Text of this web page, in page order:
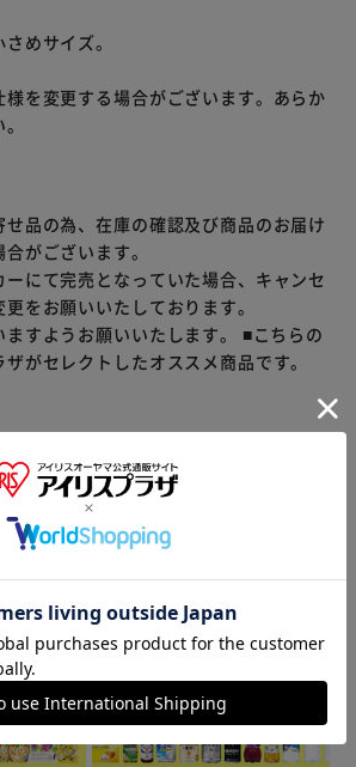
めサイズ。
を変更する場合がございます。あらか
品の為、在庫の確認及び商品のお届け
がございます。
ーにて完売となっていた場合、キャンセ
をお願いいたしております。
すようお願いいたします。 ■こちらの
がセレクトしたオススメ商品です。
だいた後にお断りさせていただく場合が
とぞご了承ください。
食品・飲料おすすめ ▼